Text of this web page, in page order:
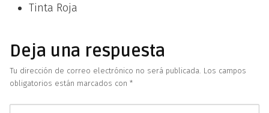
Tinta Roja
Deja una respuesta
Tu dirección de correo electrónico no será publicada. Los campos
obligatorios están marcados con *